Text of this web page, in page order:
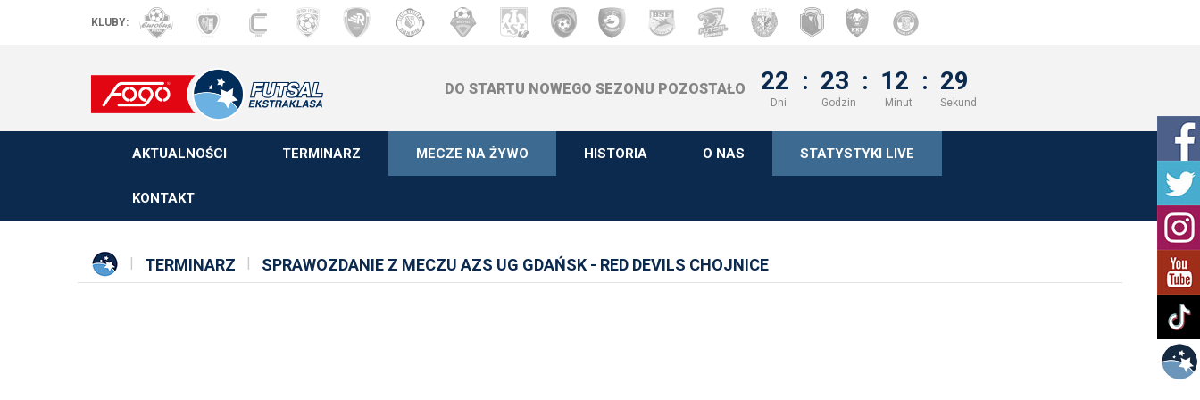
KLUBY:
DO STARTU NOWEGO SEZONU POZOSTAŁO 22 : 23 : 12 : 29
Dni Godzin Minut Sekund
AKTUALNOŚCI TERMINARZ MECZE NA ŻYWO HISTORIA O NAS STATYSTYKI LIVE
KONTAKT
TERMINARZ SPRAWOZDANIE Z MECZU AZS UG GDAŃSK - RED DEVILS CHOJNICE